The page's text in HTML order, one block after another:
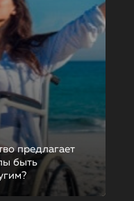
предлагает
быть